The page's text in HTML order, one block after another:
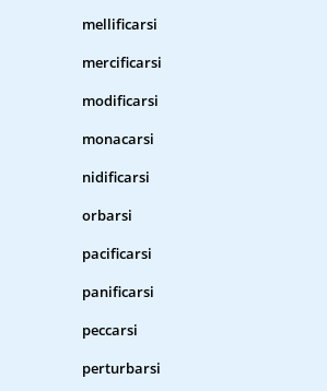
mellificarsi
mercificarsi
modificarsi
monacarsi
nidificarsi
orbarsi
pacificarsi
panificarsi
peccarsi
perturbarsi